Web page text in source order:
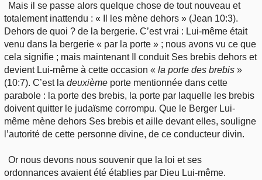
Mais il se passe alors quelque chose de tout nouveau et
totalement inattendu : « Il les mène dehors » (Jean 10:3).
Dehors de quoi ? de la bergerie. C’est vrai : Lui-même était
venu dans la bergerie « par la porte » ; nous avons vu ce que
cela signifie ; mais maintenant Il conduit Ses brebis dehors et
devient Lui-même à cette occasion « la porte des brebis »
(10:7). C’est la deuxième porte mentionnée dans cette
parabole : la porte des brebis, la porte par laquelle les brebis
doivent quitter le judaïsme corrompu. Que le Berger Lui-
même mène dehors Ses brebis et aille devant elles, souligne
l’autorité de cette personne divine, de ce conducteur divin.
Or nous devons nous souvenir que la loi et ses
ordonnances avaient été établies par Dieu Lui-même.